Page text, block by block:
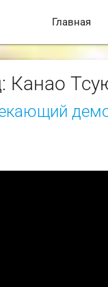
Главная
Канао